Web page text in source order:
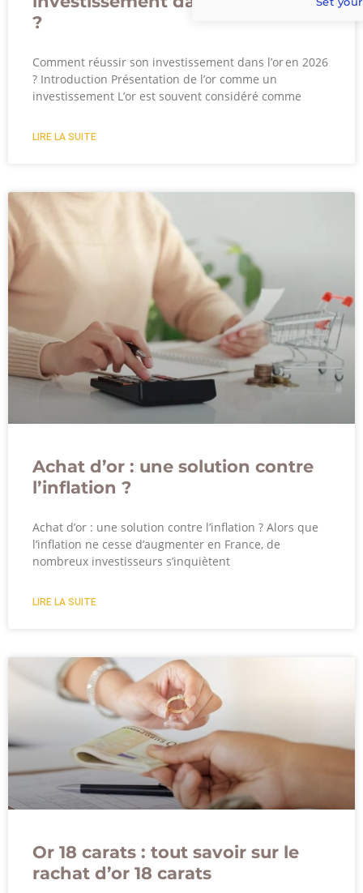
?
Comment réussir son investissement dans l’or en 2026
? Introduction Présentation de l’or comme un
investissement L’or est souvent considéré comme
LIRE LA SUITE
Achat d’or : une solution contre
l’inflation ?
Achat d’or : une solution contre l’inflation ? Alors que
l’inflation ne cesse d’augmenter en France, de
nombreux investisseurs s’inquiètent
LIRE LA SUITE
Or 18 carats : tout savoir sur le
rachat d’or 18 carats